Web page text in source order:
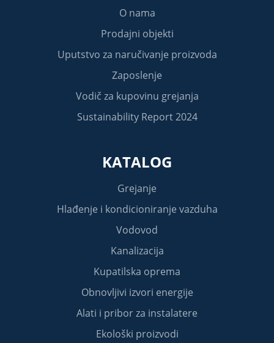
O nama
Prodajni objekti
Uputstvo za naručivanje proizvoda
Zaposlenje
Vodič za kupovinu grejanja
Sustainability Report 2024
KATALOG
Grejanje
Hlađenje i kondicioniranje vazduha
Vodovod
Kanalizacija
Kupatilska oprema
Obnovljivi izvori energije
Alati i pribor za instalatere
Ekološki proizvodi